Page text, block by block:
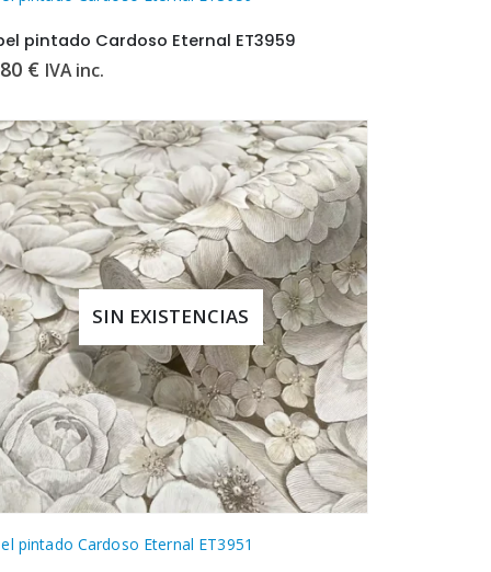
pintado Cardoso Eternal ET3959
€ IVA inc.
SIN EXISTENCIAS
pintado Cardoso Eternal ET3951